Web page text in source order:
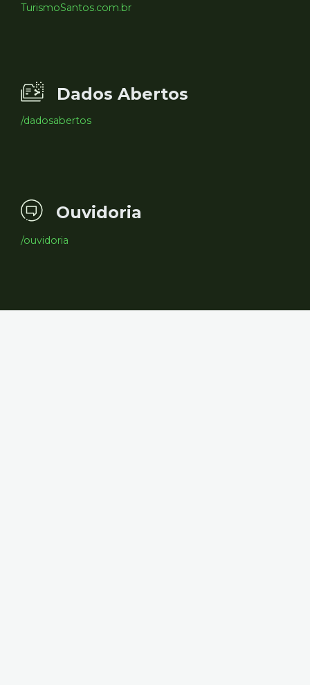
TurismoSantos.com.br
Dados Abertos
/dadosabertos
Ouvidoria
/ouvidoria